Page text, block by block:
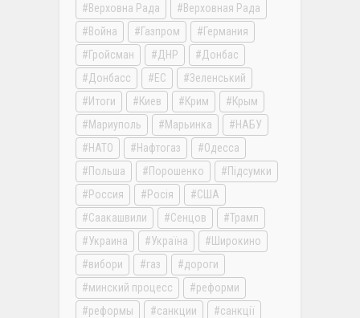
Верховна Рада
Верховная Рада
Война
Газпром
Германия
Гройсман
ДНР
Донбас
Донбасс
ЕС
Зеленський
Итоги
Киев Крим
Крым
Мариуполь
Марьинка
НАБУ
НАТО
Нафтогаз
Одесса
Польша
Порошенко
Підсумки
Россия
Росія
США
Саакашвили
Сенцов
Трамп
Украина
Україна
Широкино
вибори
газ
дороги
минский процесс
реформи
реформы
санкции санкції